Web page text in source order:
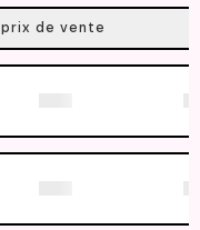
prix de vente